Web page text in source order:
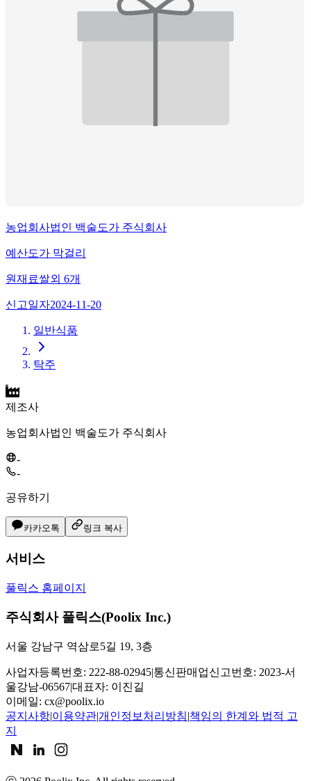
농업회사법인 백술도가 주식회사
예산도가 막걸리
원재료쌀외 6개
신고일자2024-11-20
일반식품
탁주
제조사
농업회사법인 백술도가 주식회사
-
-
공유하기
카카오톡 링크 복사
서비스
풀릭스 홈페이지
주식회사 풀릭스(Poolix Inc.)
서울 강남구 역삼로5길 19, 3층
사업자등록번호: 222-88-02945|통신판매업신고번호: 2023-서
울강남-06567|대표자: 이진길
이메일: cx@poolix.io
공지사항|이용약관|개인정보처리방침|책임의 한계와 법적 고
지